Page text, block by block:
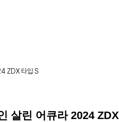
ZDX 타입 S
살린 어큐라 2024 ZDX